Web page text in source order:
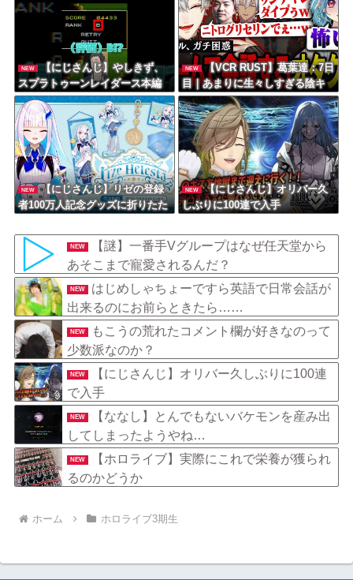
NEW
【にじさんじ】やしきず、
スプラトゥーンレイダース本編
そっちのけで極悪ミニゲームを
極めようとする
NEW
【VCR RUST】葛葉達：7日
目｜あまりに生々しすぎる陰キ
ャムーブでギャルをガチ困惑
NEW
【にじさんじ】リゼの登録
者100万人記念グッズに折りたた
降りそう』
NEW
【にじさんじ】オリバー久
しぶりに100連で入手
NEW
【謎】一番手Vグループはなぜ任天堂から
あそこまで寵愛されるんだ？
NEW
はじめしゃちょーですら英語で日常会話が
出来るのにお前らときたら……
NEW
もこうの荒れたコメント欄が好きなのって
少数派なのか？
NEW
【にじさんじ】オリバー久しぶりに100連
で入手
NEW
【ななし】とんでもないバケモンを産み出
してしまったようやね…
NEW
【ホロライブ】実際にこれで栄養が獲られ
るのかどうか
ホーム ホロライブ3期生